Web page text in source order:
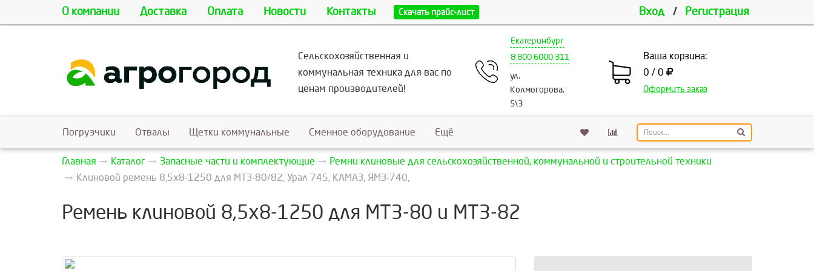
О компании Доставка Оплата Новости Контакты Скачать прайс-лист Вход / Регистрация
Сельскохозяйственная и
коммунальная техника для вас по
ценам производителей!
Екатеринбург
8 800 6000 311
ул.
Колмогорова,
5\3
Ваша корзина:
0 / 0
Оформить заказ
Погрузчики Отвалы Щетки коммунальные Сменное оборудование Ещё
Главная Каталог Запасные части и комплектующие
Ремни клиновые для сельскохозяйственной, коммунальной и строительной техники
Клиновой ремень 8,5х8-1250 для МТЗ-80/82, Урал 745, КАМАЗ, ЯМЗ-740,
Ремень клиновой 8,5х8-1250 для МТЗ-80 и МТЗ-82